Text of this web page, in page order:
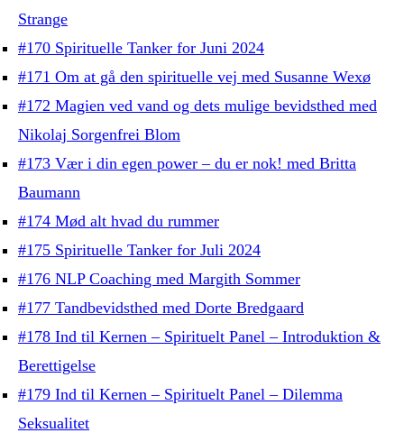
Strange
#170 Spirituelle Tanker for Juni 2024
#171 Om at gå den spirituelle vej med Susanne Wexø
#172 Magien ved vand og dets mulige bevidsthed med
Nikolaj Sorgenfrei Blom
#173 Vær i din egen power – du er nok! med Britta
Baumann
#174 Mød alt hvad du rummer
#175 Spirituelle Tanker for Juli 2024
#176 NLP Coaching med Margith Sommer
#177 Tandbevidsthed med Dorte Bredgaard
#178 Ind til Kernen – Spirituelt Panel – Introduktion &
Berettigelse
#179 Ind til Kernen – Spirituelt Panel – Dilemma
Seksualitet